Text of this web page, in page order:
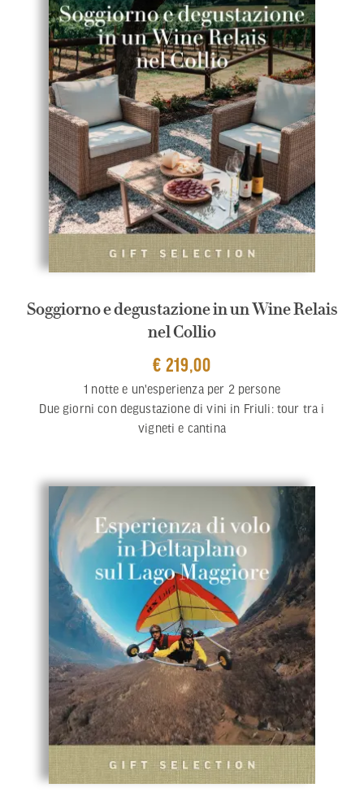
Soggiorno e degustazione in un Wine Relais
nel Collio
€ 219,00
1 notte e un'esperienza per 2 persone
Due giorni con degustazione di vini in Friuli: tour tra i
vigneti e cantina